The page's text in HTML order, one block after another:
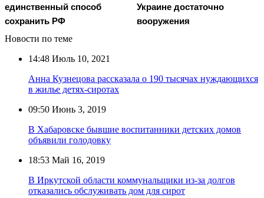
единственный способ
сохранить РФ
Украине достаточно
вооружения
Новости по теме
14:48 Июль 10, 2021
Анна Кузнецова рассказала о 190 тысячах нуждающихся
в жилье детях-сиротах
09:50 Июнь 3, 2019
В Хабаровске бывшие воспитанники детских домов
объявили голодовку
18:53 Май 16, 2019
В Иркутской области коммунальщики из-за долгов
отказались обслуживать дом для сирот